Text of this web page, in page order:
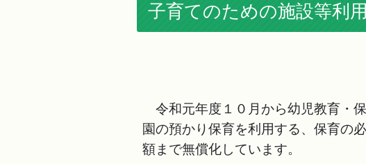
子育てのための施設等利
令和元年度１０月から幼児教育・
園の預かり保育を利用する、保育の
額まで無償化しています。